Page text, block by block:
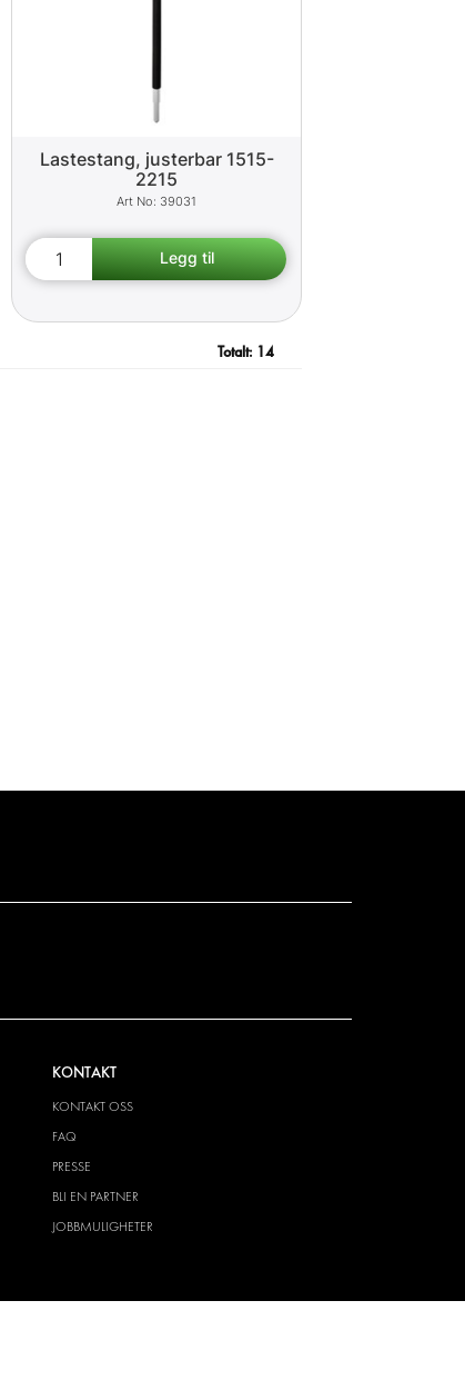
Lastestang, justerbar 1515-
2215
39031
Totalt: 14
KONTAKT
KONTAKT OSS
FAQ
PRESSE
BLI EN PARTNER
JOBBMULIGHETER